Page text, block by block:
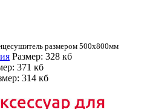
размером 500х800мм
Размер: 328 кб
371 кб
314 кб